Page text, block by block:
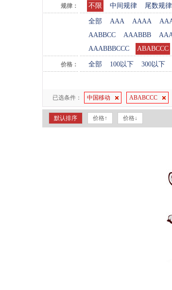
规律： 不限 中间规律 尾数规律
全部 AAA AAAA
AABBCC
AAABBB
AAABBBCCC
ABABCCC
价格： 全部 100以下 300以下
已选条件： 中国移动 ABABCCC
默认排序 价格↑ 价格↓